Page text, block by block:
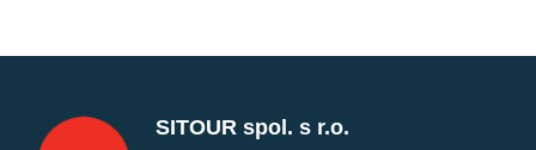
SITOUR spol. s r.o.